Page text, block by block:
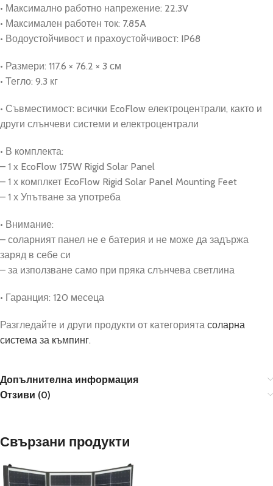
• Максимално работно напрежение: 22.3V
• Максимален работен ток: 7.85A
• Водоустойчивост и прахоустойчивост: IP68
• Размери: 117.6 × 76.2 × 3 см
• Тегло: 9.3 кг
• Съвместимост: всички EcoFlow електроцентрали, както и
други слънчеви системи и електроцентрали
• В комплекта:
– 1 x EcoFlow 175W Rigid Solar Panel
– 1 х комплкет EcoFlow Rigid Solar Panel Mounting Feet
– 1 х Упътване за употреба
• Внимание:
– соларният панел не е батерия и не може да задържа
заряд в себе си
– за използване само при пряка слънчева светлина
• Гаранция: 120 месеца
Разгледайте и други продукти от категорията соларна
система за къмпинг.
Допълнителна информация
Отзиви (0)
Свързани продукти